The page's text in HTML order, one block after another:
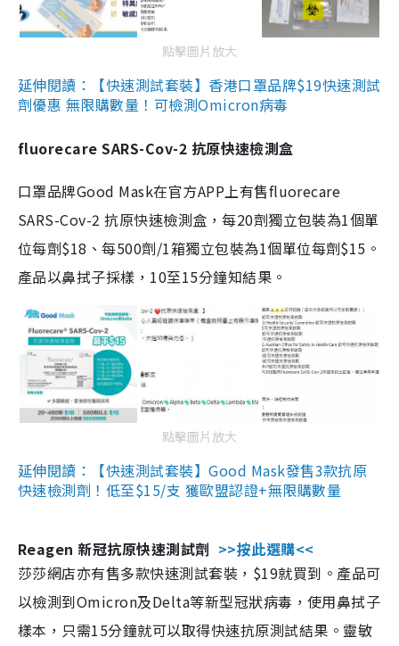
點擊圖片放大
延伸閱讀：【快速測試套裝】香港口罩品牌$19快速測試
劑優惠 無限購數量！可檢測Omicron病毒
fluorecare SARS-Cov-2 抗原快速檢測盒
口罩品牌Good Mask在官方APP上有售fluorecare
SARS-Cov-2 抗原快速檢測盒，每20劑獨立包裝為1個單
位每劑$18、每500劑/1箱獨立包裝為1個單位每劑$15。
產品以鼻拭子採樣，10至15分鐘知結果。
點擊圖片放大
延伸閱讀：【快速測試套裝】Good Mask發售3款抗原
快速檢測劑！低至$15/支 獲歐盟認證+無限購數量
Reagen 新冠抗原快速測試劑 >>按此選購<<
莎莎網店亦有售多款快速測試套裝，$19就買到。產品可
以檢測到Omicron及Delta等新型冠狀病毒，使用鼻拭子
樣本，只需15分鐘就可以取得快速抗原測試結果。靈敏